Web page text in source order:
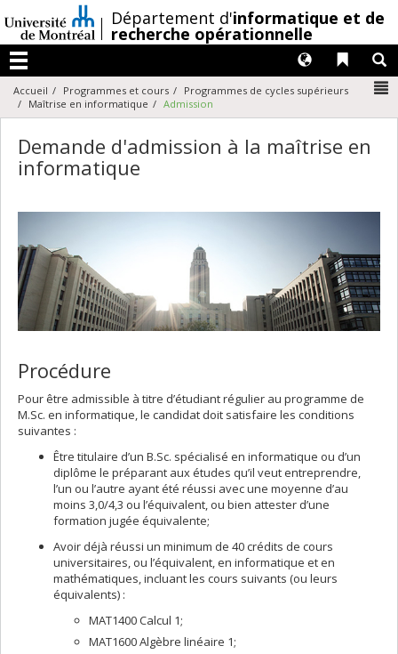
au
contenu
/Département d'informatique et de
recherche opérationnelle
Menu
Liens
Langues
Accueil Programmes et cours
Programmes de cycles supérieurs
Maîtrise en informatique
Admission
Demande d'admission à la maîtrise en
informatique
Procédure
Pour être admissible à titre d’étudiant régulier au programme de
M.Sc. en informatique, le candidat doit satisfaire les conditions
suivantes :
Être titulaire d’un B.Sc. spécialisé en informatique ou d’un
diplôme le préparant aux études qu’il veut entreprendre,
l’un ou l’autre ayant été réussi avec une moyenne d’au
moins 3,0/4,3 ou l’équivalent, ou bien attester d’une
formation jugée équivalente;
Avoir déjà réussi un minimum de 40 crédits de cours
universitaires, ou l’équivalent, en informatique et en
mathématiques, incluant les cours suivants (ou leurs
équivalents) :
MAT1400 Calcul 1;
MAT1600 Algèbre linéaire 1;